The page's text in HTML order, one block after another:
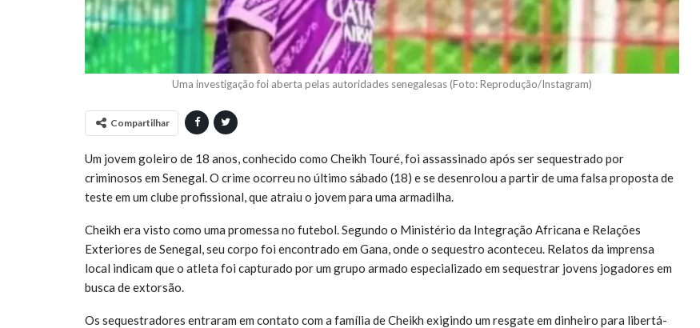
Uma investigação foi aberta pelas autoridades senegalesas (Foto: Reprodução/Instagram)
Compartilhar
Um jovem goleiro de 18 anos, conhecido como Cheikh Touré, foi assassinado após ser sequestrado por
criminosos em Senegal. O crime ocorreu no último sábado (18) e se desenrolou a partir de uma falsa proposta de
teste em um clube profissional, que atraiu o jovem para uma armadilha.
Cheikh era visto como uma promessa no futebol. Segundo o Ministério da Integração Africana e Relações
Exteriores de Senegal, seu corpo foi encontrado em Gana, onde o sequestro aconteceu. Relatos da imprensa
local indicam que o atleta foi capturado por um grupo armado especializado em sequestrar jovens jogadores em
busca de extorsão.
Os sequestradores entraram em contato com a família de Cheikh exigindo um resgate em dinheiro para libertá-